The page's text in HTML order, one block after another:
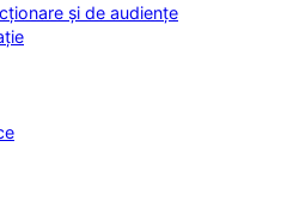
și de audiențe